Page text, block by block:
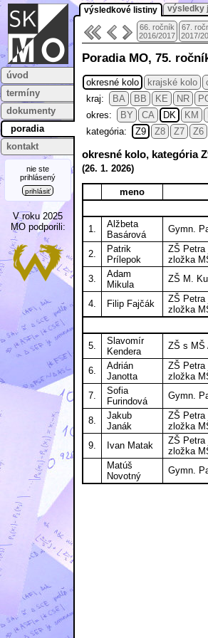
úvod
termíny
dokumenty
poradia
kontakt
nie ste
prihlásený
prihlásiť
V roku 2025
MO podporili:
výsledkové listiny výsledky
66. ročník
2016/2017
67.
2017/
Poradia MO, 75.
okresné kolo krajské kolo
kraj:
BA BB KE NR
okres:
BY CA DK KM
kategória:
Z9 Z8 Z7 Z6
okresné kolo, kategória
(26. 1. 2026)
meno
1.
Alžbeta
Basárová
Gymn.
2.
Patrik
Prílepok
ZŠ Petra
zložka
3.
Adam
Mikula
ZŠ M.
4. Filip Fajčák
ZŠ Petra
zložka
5.
Slavomír
Kendera
ZŠ s MŠ
6.
Adrián
Janotta
ZŠ Petra
zložka
7.
Sofia
Furindová
Gymn.
8.
Jakub
Janák
ZŠ Petra
zložka
9. Ivan Matak
ZŠ Petra
zložka
Matúš
Novotný
Gymn.